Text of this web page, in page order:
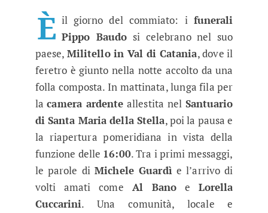
Funerali Pippo Baudo: orari,
Alle 16:00 del 20 Agosto 2025 nel Santuario
È il giorno del commiato: i funerali
Pippo Baudo si celebrano nel suo
paese, Militello in Val di Catania, dove il
feretro è giunto nella notte accolto da una
folla composta. In mattinata, lunga fila per
lacamera ardente allestita nel Santuario
di Santa Maria della Stella, poi la pausa e
la riapertura pomeridiana in vista della
funzione delle 16:00. Tra i primi messaggi,
le parole diMichele Guardìe l’arrivo di
volti amati come Al Banoe Lorella
Cuccarini. Una comunità, locale e